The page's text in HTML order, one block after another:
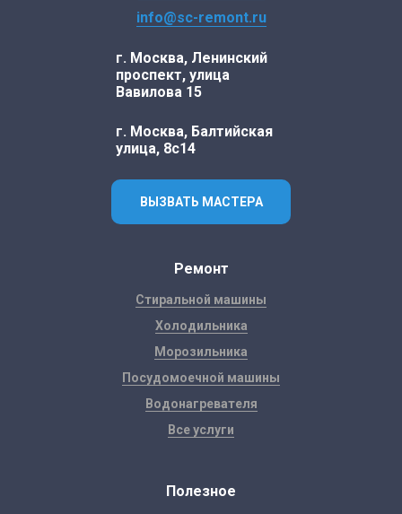
info@sc-remont.ru
г. Москва, Ленинский
проспект, улица
Вавилова 15
г. Москва, Балтийская
улица, 8с14
ВЫЗВАТЬ МАСТЕРА
Ремонт
Стиральной машины
Холодильника
Морозильника
Посудомоечной машины
Водонагревателя
Все услуги
Полезное